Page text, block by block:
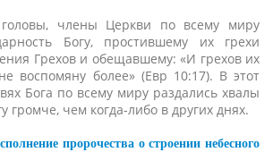
члены Церкви по всему миру
Богу, простившему их грехи
Грехов и обещавшему: «И грехов их
воспомяну более» (Евр 10:17). В этот
Бога по всему миру раздались хвалы
громче, чем когда-либо в других днях.
пророчества о строении небесного